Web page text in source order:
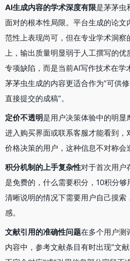
AI生成内容的学术深度有限是茅茅虫
面对的根本性局限。平台生成的论
范性上表现尚可，但在专业学术洞
上，输出质量明显弱于人工撰写的
专项缺陷，而是当前AI写作技术在学
茅茅虫生成的内容更适合作为”可供
直接提交的成稿”。
定价不透明是用户决策体验中的明
进入购买界面或联系客服才能看到
价格决策的用户，这种信息不对称会
积分机制的上手复杂性对于首次用
是免费的，什么需要积分，10积分
清晰说明的情况下需要用户自己摸索
感。
文献引用的准确性问题在多个用户测
内容中，参考文献条目有时出现”文